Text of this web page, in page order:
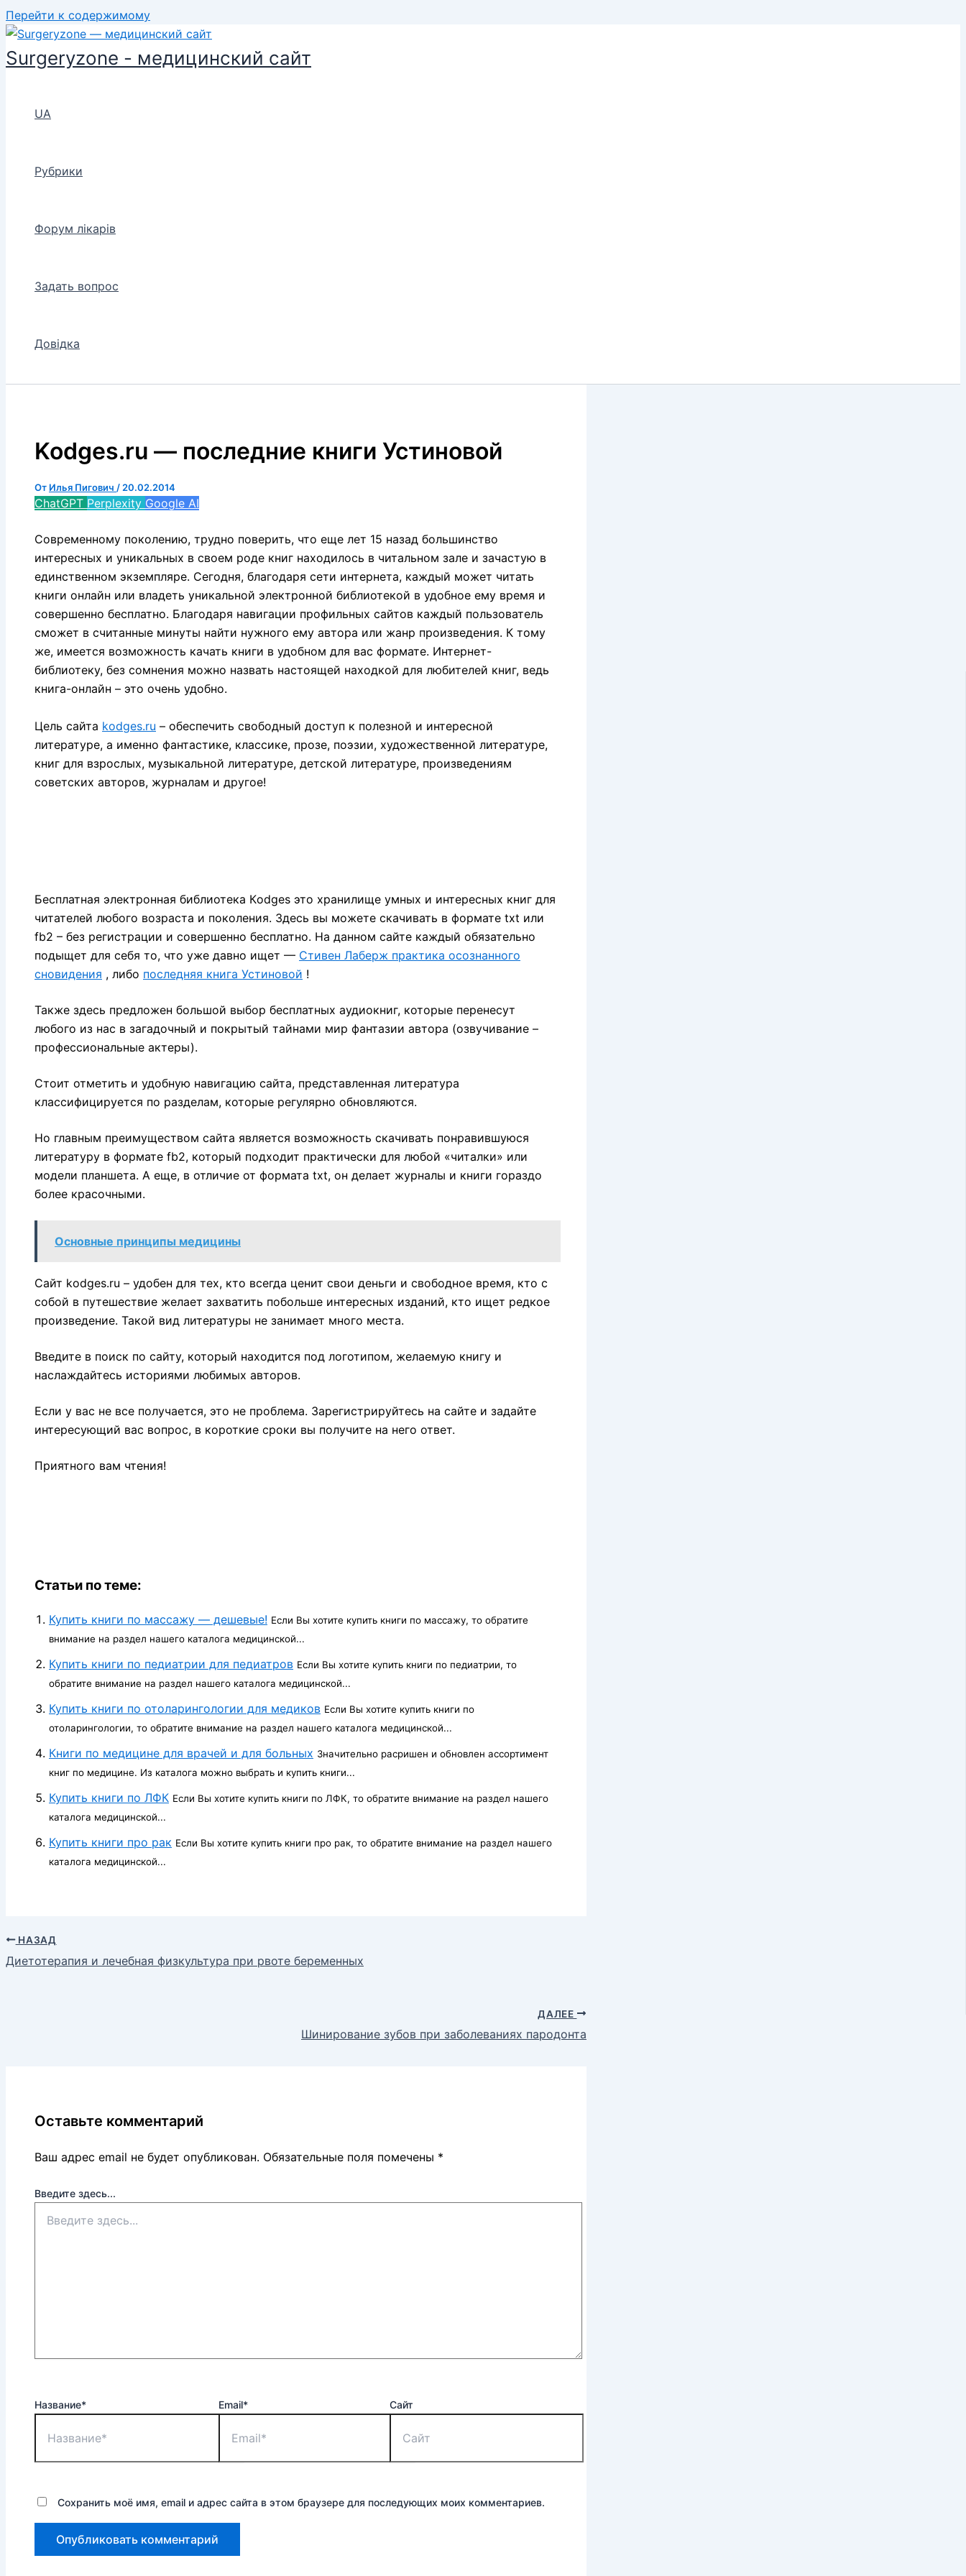
Перейти к содержимому
Surgeryzone - медицинский сайт
UA
Рубрики
Форум лікарів
Задать вопрос
Довідка
Kodges.ru — последние книги Устиновой
От Илья Пигович / 20.02.2014
ChatGPT Perplexity Google AI
Современному поколению, трудно поверить, что еще лет 15 назад большинство
интересных и уникальных в своем роде книг находилось в читальном зале и зачастую в
единственном экземпляре. Сегодня, благодаря сети интернета, каждый может читать
книги онлайн или владеть уникальной электронной библиотекой в удобное ему время и
совершенно бесплатно. Благодаря навигации профильных сайтов каждый пользователь
сможет в считанные минуты найти нужного ему автора или жанр произведения. К тому
же, имеется возможность качать книги в удобном для вас формате. Интернет-
библиотеку, без сомнения можно назвать настоящей находкой для любителей книг, ведь
книга-онлайн – это очень удобно.
Цель сайта kodges.ru – обеспечить свободный доступ к полезной и интересной
литературе, а именно фантастике, классике, прозе, поэзии, художественной литературе,
книг для взрослых, музыкальной литературе, детской литературе, произведениям
советских авторов, журналам и другое!
Бесплатная электронная библиотека Кodges это хранилище умных и интересных книг для
читателей любого возраста и поколения. Здесь вы можете скачивать в формате txt или
fb2 – без регистрации и совершенно бесплатно. На данном сайте каждый обязательно
подыщет для себя то, что уже давно ищет — Стивен Лаберж практика осознанного
сновидения , либо последняя книга Устиновой !
Также здесь предложен большой выбор бесплатных аудиокниг, которые перенесут
любого из нас в загадочный и покрытый тайнами мир фантазии автора (озвучивание –
профессиональные актеры).
Стоит отметить и удобную навигацию сайта, представленная литература
классифицируется по разделам, которые регулярно обновляются.
Но главным преимуществом сайта является возможность скачивать понравившуюся
литературу в формате fb2, который подходит практически для любой «читалки» или
модели планшета. А еще, в отличие от формата txt, он делает журналы и книги гораздо
более красочными.
Основные принципы медицины
Сайт kodges.ru – удобен для тех, кто всегда ценит свои деньги и свободное время, кто с
собой в путешествие желает захватить побольше интересных изданий, кто ищет редкое
произведение. Такой вид литературы не занимает много места.
Введите в поиск по сайту, который находится под логотипом, желаемую книгу и
наслаждайтесь историями любимых авторов.
Если у вас не все получается, это не проблема. Зарегистрируйтесь на сайте и задайте
интересующий вас вопрос, в короткие сроки вы получите на него ответ.
Приятного вам чтения!
Статьи по теме:
Купить книги по массажу — дешевые! Если Вы хотите купить книги по массажу, то обратите
внимание на раздел нашего каталога медицинской...
Купить книги по педиатрии для педиатров Если Вы хотите купить книги по педиатрии, то
обратите внимание на раздел нашего каталога медицинской...
Купить книги по отоларингологии для медиков Если Вы хотите купить книги по
отоларингологии, то обратите внимание на раздел нашего каталога медицинской...
Книги по медицине для врачей и для больных Значительно расришен и обновлен ассортимент
книг по медицине. Из каталога можно выбрать и купить книги...
Купить книги по ЛФК Если Вы хотите купить книги по ЛФК, то обратите внимание на раздел нашего
каталога медицинской...
Купить книги про рак Если Вы хотите купить книги про рак, то обратите внимание на раздел нашего
каталога медицинской...
НАЗАД
Диетотерапия и лечебная физкультура при рвоте беременных
ДАЛЕЕ
Шинирование зубов при заболеваниях пародонта
Оставьте комментарий
Ваш адрес email не будет опубликован. Обязательные поля помечены *
Введите здесь...
Название* Email* Сайт
Сохранить моё имя, email и адрес сайта в этом браузере для последующих моих комментариев.